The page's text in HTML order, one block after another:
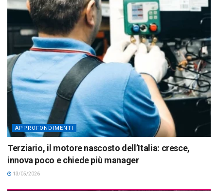
APPROFONDIMENTI
Terziario, il motore nascosto dell’Italia: cresce,
innova poco e chiede più manager
13/05/2026